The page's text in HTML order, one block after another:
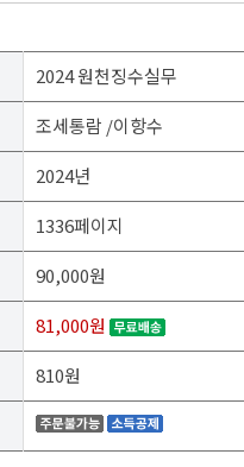
2024 원천징수실무
조세통람 /이항수
2024년
1336페이지
90,000원
81,000원
810원